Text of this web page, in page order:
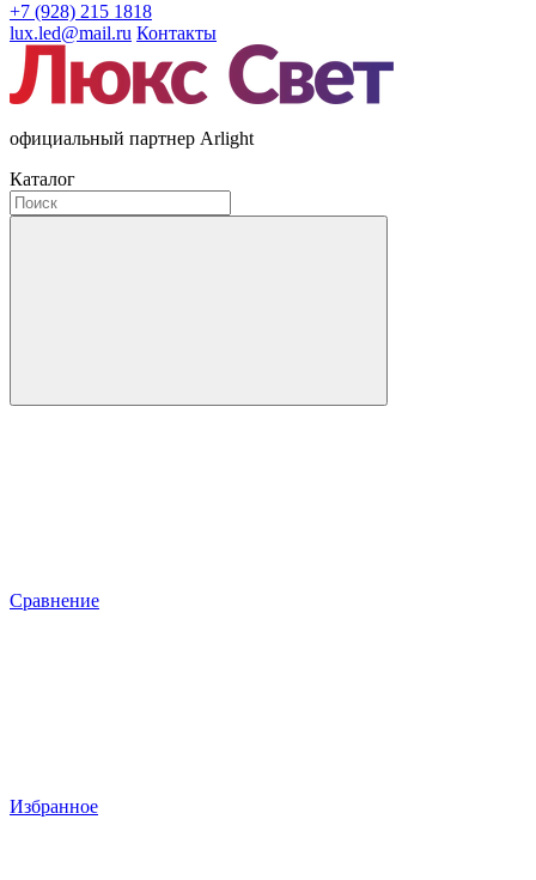
+7 (928) 215 1818
lux.led@mail.ru Контакты
официальный партнер Arlight
Каталог
Сравнение
Избранное